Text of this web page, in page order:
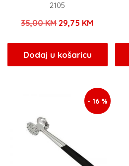
2105
35,00KM Izvorna
bila
je:
29,75 KM
29,75
Dodaj u košaricu
- 16 %